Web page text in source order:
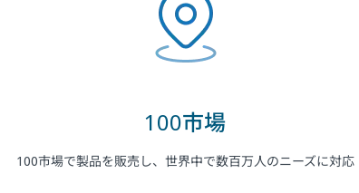
100市場
100市場で製品を販売し、世界中で数百万人のニーズに対応